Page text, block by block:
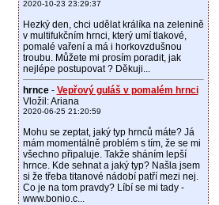
2020-10-23 23:29:37
Hezký den, chci udělat králíka na zelenině
v multifukčním hrnci, který umí tlakové,
pomalé vaření a má i horkovzdušnou
troubu. Můžete mi prosím poradit, jak
nejlépe postupovat ? Děkuji...
hrnce- Vepřový guláš v pomalém hrnci
Vložil: Ariana
2020-06-25 21:20:59
Mohu se zeptat, jaký typ hrnců máte? Já
mám momentálně problém s tím, že se mi
všechno připaluje. Takže sháním lepší
hrnce. Kde sehnat a jaký typ? Našla jsem
si že třeba titanové nádobí patří mezi nej.
Co je na tom pravdy? Líbí se mi tady -
www.bonio.c...